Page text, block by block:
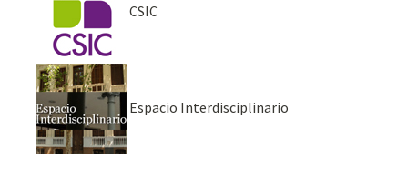
CSIC
Espacio Interdisciplinario